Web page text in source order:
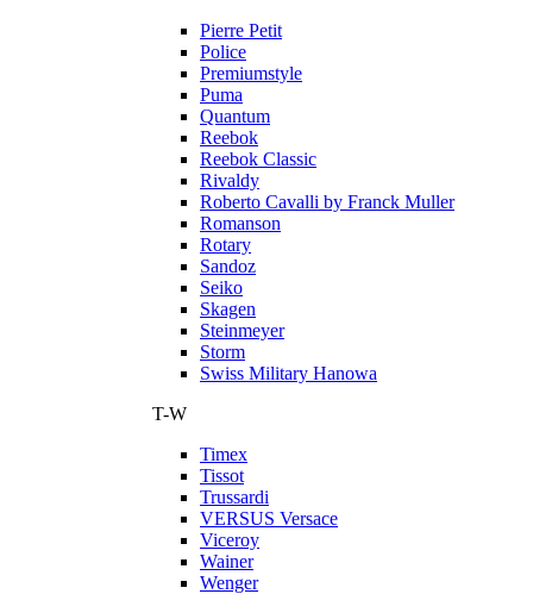
Pierre Petit
Police
Premiumstyle
Puma
Quantum
Reebok
Reebok Classic
Rivaldy
Roberto Cavalli by Franck Muller
Romanson
Rotary
Sandoz
Seiko
Skagen
Steinmeyer
Storm
Swiss Military Hanowa
T-W
Timex
Tissot
Trussardi
VERSUS Versace
Viceroy
Wainer
Wenger